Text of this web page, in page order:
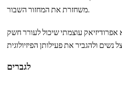
משחזרת את המחזור השבור.
אפרודיזיאק עוצמתי שיכול לעורר חשק
לגברים